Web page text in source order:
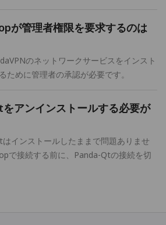
が管理者権限を要求するのは
のネットワークサービスをインスト
ために管理者の承認が必要です。
アンインストールする必要が
インストールしたままで問題ありませ
で接続する前に、Panda-Qtの接続を切